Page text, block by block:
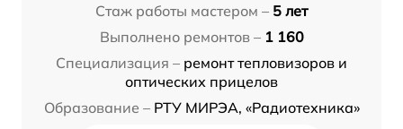
Стаж работы мастером – 5 лет
Выполнено ремонтов – 1 160
Специализация – ремонт тепловизоров и
оптических прицелов
Образование – РТУ МИРЭА, «Радиотехника»